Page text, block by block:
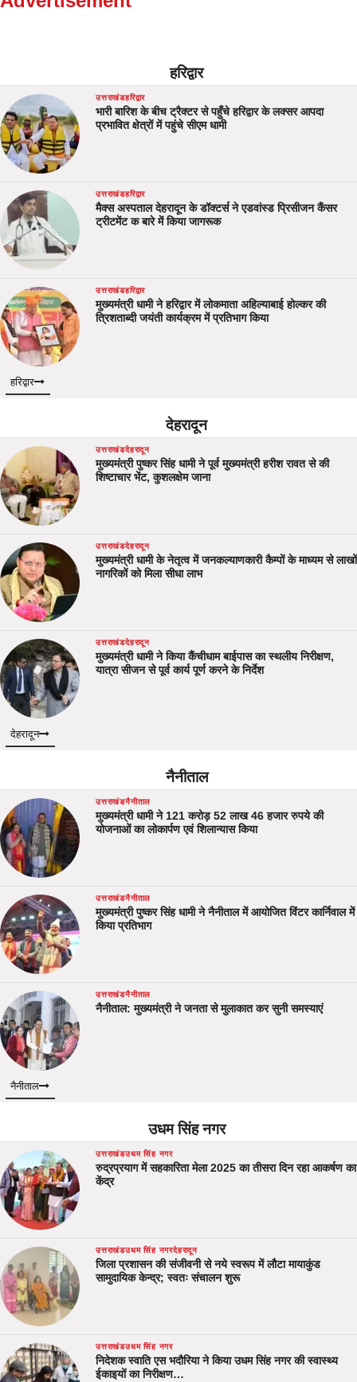
हरिद्वार
उत्तराखंडहरिद्वार
भारी बारिश के बीच ट्रैक्टर से पहुँचे हरिद्वार के लक्सर आपदा
प्रभावित क्षेत्रों में पहुंचे सीएम धामी
उत्तराखंडहरिद्वार
मैक्स अस्पताल देहरादून के डॉक्टर्स ने एडवांस्ड प्रिसीजन कैंसर
ट्रीटमेंट क बारे में किया जागरूक
उत्तराखंडहरिद्वार
मुख्यमंत्री धामी ने हरिद्वार में लोकमाता अहिल्याबाई होल्कर की
त्रिशताब्दी जयंती कार्यक्रम में प्रतिभाग किया
हरिद्वार
देहरादून
उत्तराखंडदेहरादून
मुख्यमंत्री पुष्कर सिंह धामी ने पूर्व मुख्यमंत्री हरीश रावत से की
शिष्टाचार भेंट, कुशलक्षेम जाना
उत्तराखंडदेहरादून
मुख्यमंत्री धामी के नेतृत्व में जनकल्याणकारी कैम्पों के माध्यम से लाखों
नागरिकों को मिला सीधा लाभ
उत्तराखंडदेहरादून
मुख्यमंत्री धामी ने किया कैंचीधाम बाईपास का स्थलीय निरीक्षण,
यात्रा सीजन से पूर्व कार्य पूर्ण करने के निर्देश
देहरादून
नैनीताल
उत्तराखंडनैनीताल
मुख्यमंत्री धामी ने 121 करोड़ 52 लाख 46 हजार रुपये की
योजनाओं का लोकार्पण एवं शिलान्यास किया
उत्तराखंडनैनीताल
मुख्यमंत्री पुष्कर सिंह धामी ने नैनीताल में आयोजित विंटर कार्निवाल में
किया प्रतिभाग
उत्तराखंडनैनीताल
नैनीताल: मुख्यमंत्री ने जनता से मुलाकात कर सुनी समस्याएं
नैनीताल
उधम सिंह नगर
उत्तराखंडउधम सिंह नगर
रुद्रप्रयाग में सहकारिता मेला 2025 का तीसरा दिन रहा आकर्षण का
केंद्र
उत्तराखंडउधम सिंह नगरदेहरादून
जिला प्रशासन की संजीवनी से नये स्वरूप में लौटा मायाकुंड
सामुदायिक केन्द्र; स्वतः संचालन शुरू
उत्तराखंडउधम सिंह नगर
निदेशक स्वाति एस भदौरिया ने किया उधम सिंह नगर की स्वास्थ्य
ईकाइयों का निरीक्षण…